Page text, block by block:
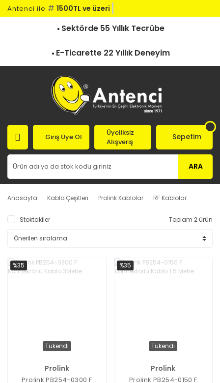
Antenci ile # 1500TL ve üzeri k
Sektörde 55 Yıllık Tecrübe
E-Ticarette 22 Yıllık Deneyim
ARA
Giriş Üye Ol
Üyeliksiz
Alışveriş
Sepetim
Anasayfa Kablo Çeşitleri Prolink Kablolar RF Kablolar
Stoktakiler Toplam 2 ürün
%35
Tükendi
Prolink
Prolink PB254-0300 F
%35
Tükendi
Prolink
Prolink PB254-0150 F